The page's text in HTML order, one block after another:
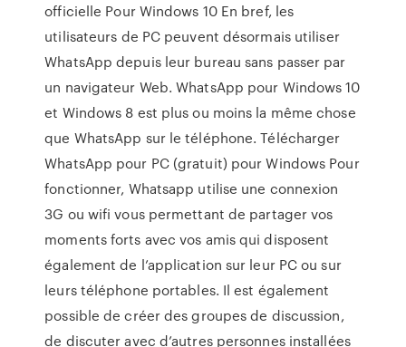
officielle Pour Windows 10 En bref, les
utilisateurs de PC peuvent désormais utiliser
WhatsApp depuis leur bureau sans passer par
un navigateur Web. WhatsApp pour Windows 10
et Windows 8 est plus ou moins la même chose
que WhatsApp sur le téléphone. Télécharger
WhatsApp pour PC (gratuit) pour Windows Pour
fonctionner, Whatsapp utilise une connexion
3G ou wifi vous permettant de partager vos
moments forts avec vos amis qui disposent
également de l’application sur leur PC ou sur
leurs téléphone portables. Il est également
possible de créer des groupes de discussion,
de discuter avec d’autres personnes installées